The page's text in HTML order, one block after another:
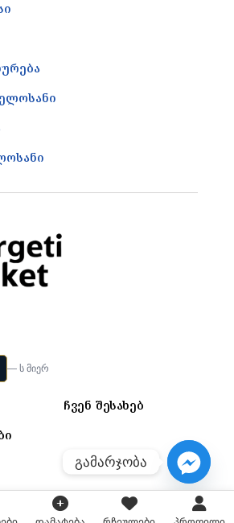
— ს მიერ
ჩვენ შესახებ
გამარჯობა